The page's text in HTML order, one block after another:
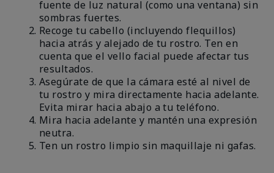
fuente de luz natural (como una ventana) sin
sombras fuertes.
Recoge tu cabello (incluyendo flequillos)
hacia atrás y alejado de tu rostro. Ten en
cuenta que el vello facial puede afectar tus
resultados.
Asegúrate de que la cámara esté al nivel de
tu rostro y mira directamente hacia adelante.
Evita mirar hacia abajo a tu teléfono.
Mira hacia adelante y mantén una expresión
neutra.
Ten un rostro limpio sin maquillaje ni gafas.